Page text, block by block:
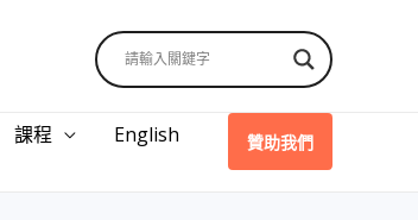
課程
English
贊助我們